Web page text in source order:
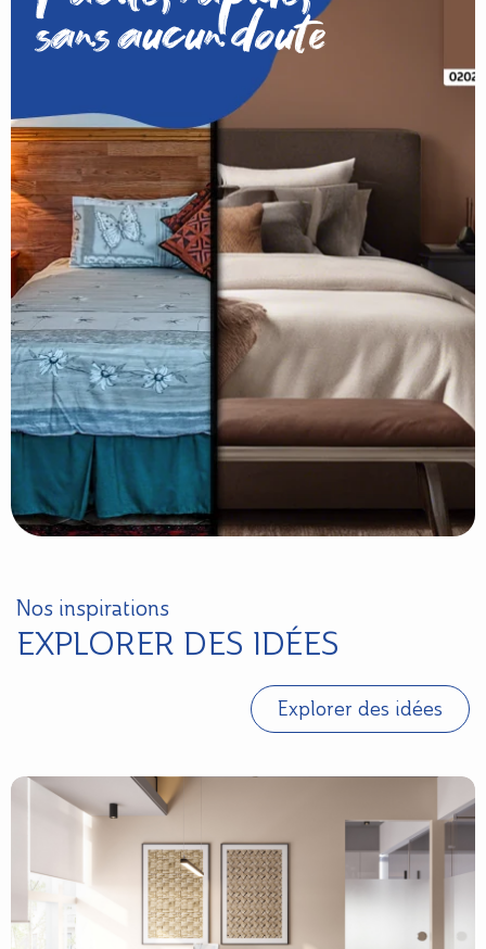
sans aucun doute
Nos inspirations
EXPLORER DES IDÉES
Explorer des idées